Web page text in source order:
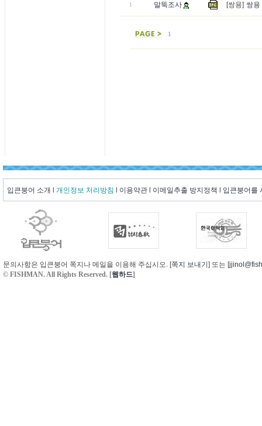
1 말뚝조사 [쌍용] 쌍용
1
입큰붕어 소개 개인정보 처리방침 이용약관 이메일추출 방지정책 입큰붕어를
문의사항은 입큰붕어 쪽지나 메일을 이용해 주십시오. [쪽지 보내기 ] 또는 [
© FISHMAN. All Rights Reserved. [웹하드]